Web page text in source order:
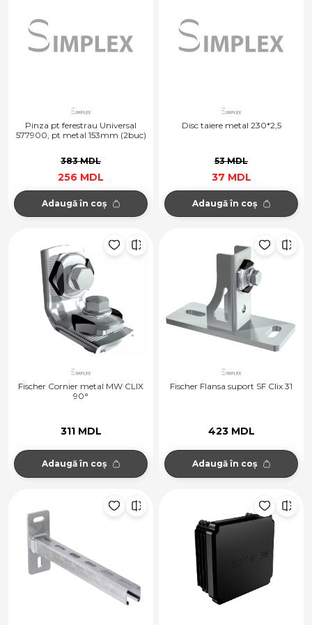
Pinza pt ferestrau Universal
577900, pt metal 153mm (2buc)
383 MDL
256 MDL
Adaugă în coș
Disc taiere metal 230*2,5
53 MDL
37 MDL
Adaugă în coș
Fischer Cornier metal MW CLIX
90°
311 MDL
Adaugă în coș
Fischer Flansa suport SF Clix 31
423 MDL
Adaugă în coș